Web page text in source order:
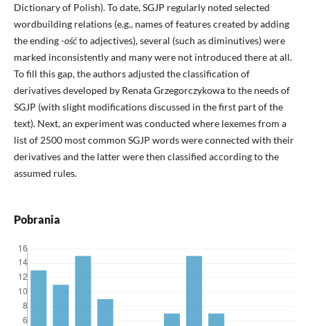
Dictionary of Polish). To date, SGJP regularly noted selected
wordbuilding relations (e.g., names of features created by adding
the ending -ośćto adjectives), several (such as diminutives) were
marked inconsistently and many were not introduced there at all.
To fill this gap, the authors adjusted the classification of
derivatives developed by Renata Grzegorczykowa to the needs of
SGJP (with slight modifications discussed in the first part of the
text). Next, an experiment was conducted where lexemes from a
list of 2500 most common SGJP words were connected with their
derivatives and the latter were then classified according to the
assumed rules.
Pobrania